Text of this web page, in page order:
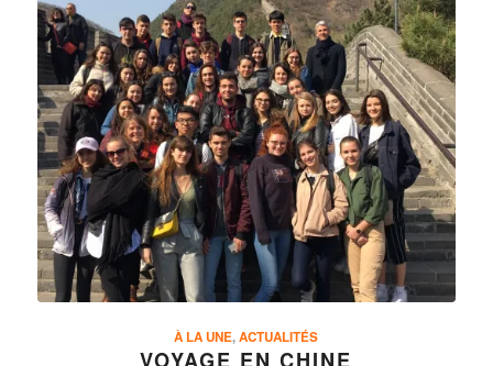
À LA UNE,ACTUALITÉS
VOYAGE EN CHINE